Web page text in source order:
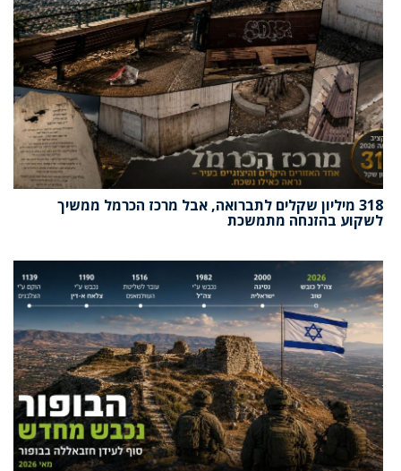
318 מיליון שקלים לתברואה, אבל מרכז הכרמל ממשיך
לשקוע בהזנחה מתמשכת